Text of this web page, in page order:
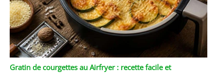
Gratin de courgettes au Airfryer : recette facile et